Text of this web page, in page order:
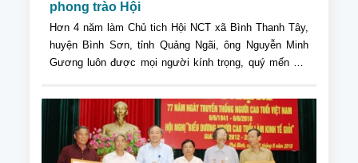
phong trào Hội
Hơn 4 năm làm Chủ tich Hội NCT xã Bình Thanh Tây,
huyện Bình Sơn, tỉnh Quảng Ngãi, ông Nguyễn Minh
Gương luôn được mọi người kính trọng, quý mến bởi
tác Hội NCT...